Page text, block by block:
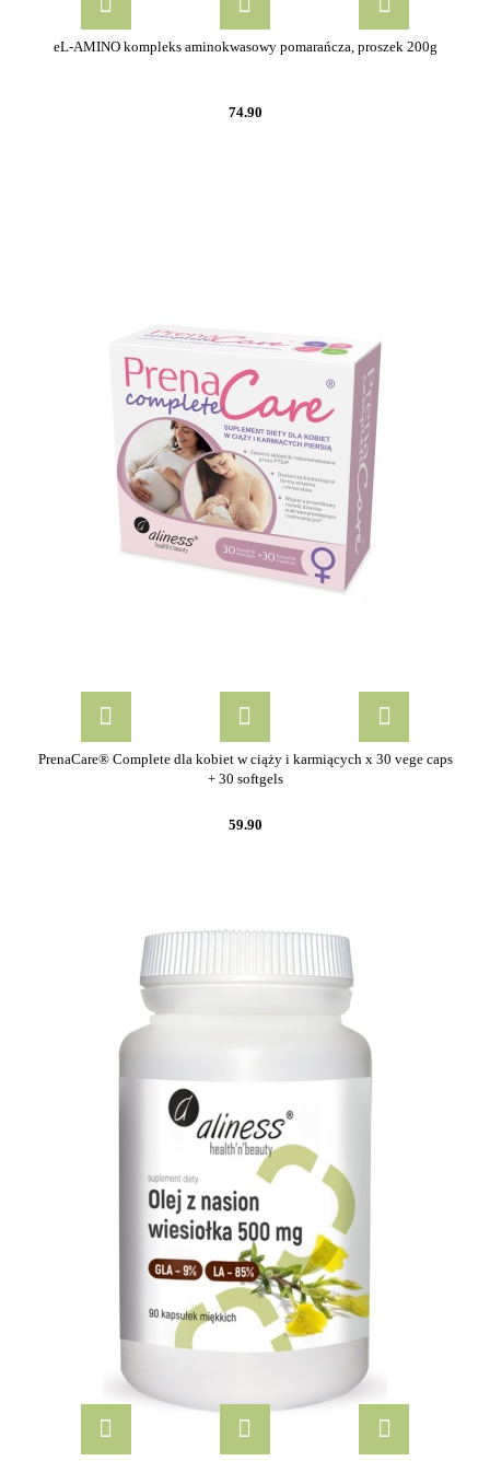
eL-AMINO kompleks aminokwasowy pomarańcza, proszek 200g
74.90
PrenaCare® Complete dla kobiet w ciąży i karmiących x 30 vege caps
+ 30 softgels
59.90